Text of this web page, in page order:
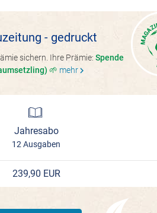
- gedruckt
sichern. Ihre Prämie: Spende
🌱 mehrchevron_right
Jahresabo
12 Ausgaben
239,90 EUR